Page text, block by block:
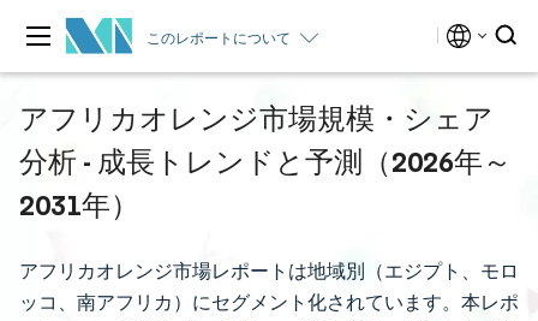
このレポートについて
アフリカオレンジ市場規模・シェア
分析 - 成長トレンドと予測（2026年～
2031年）
アフリカオレンジ市場レポートは地域別（エジプト、モロ
ッコ、南アフリカ）にセグメント化されています。本レポ